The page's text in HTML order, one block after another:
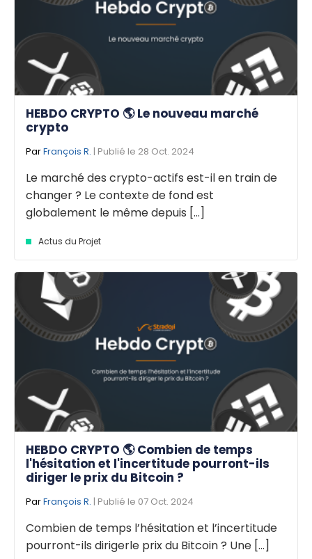
HEBDO CRYPTO 🌎 Le nouveau marché
crypto
ParFrançois R. | Publié le 28 Oct. 2024
Le marché des crypto-actifs est-il en train de
changer ? Le contexte de fond est
globalement le même depuis [...]
Actus du Projet
HEBDO CRYPTO 🌎 Combien de temps
l'hésitation et l'incertitude pourront-ils
diriger le prix du Bitcoin ?
ParFrançois R. | Publié le 07 Oct. 2024
Combien de temps l’hésitation et l’incertitude
pourront-ils dirigerle prix du Bitcoin ? Une [...]